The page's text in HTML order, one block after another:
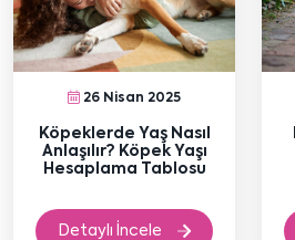
26 Nisan 2025
Köpeklerde Yaş Nasıl
Anlaşılır? Köpek Yaşı
Hesaplama Tablosu
Detaylı İncele